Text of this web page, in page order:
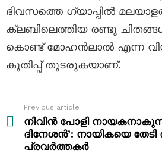
ദിവസത്തെ ഗ്യാപ്പിൽ
ക്ലബിലെത്തിയ രണ്ടു
കൊണ്ട് മോഹൻലാൽ എന്ന
കുതിപ്പ് തുടരുകയാണ്.
more
Previous article
നിവിൻ പോളി
ദിനേശൻ’: നായികയെ
പ്രവർത്തകർ